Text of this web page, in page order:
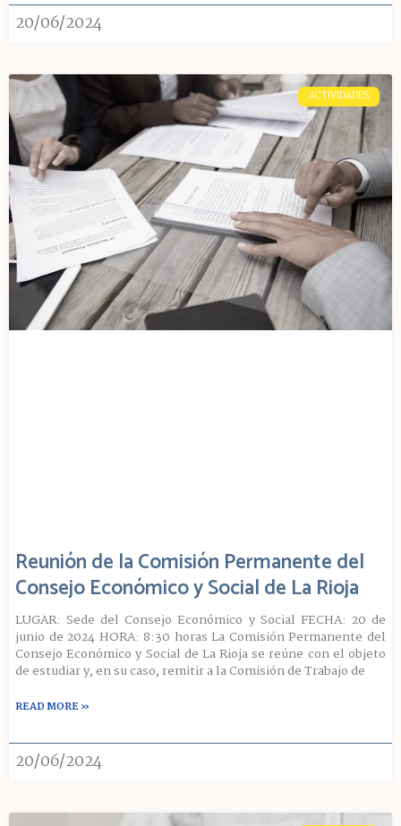
20/06/2024
ACTIVIDADES
Reunión de la Comisión Permanente del
Consejo Económico y Social de La Rioja
LUGAR: Sede del Consejo Económico y Social FECHA: 20 de
junio de 2024 HORA: 8:30 horas La Comisión Permanente del
Consejo Económico y Social de La Rioja se reúne con el objeto
de estudiar y, en su caso, remitir a la Comisión de Trabajo de
READ MORE »
20/06/2024